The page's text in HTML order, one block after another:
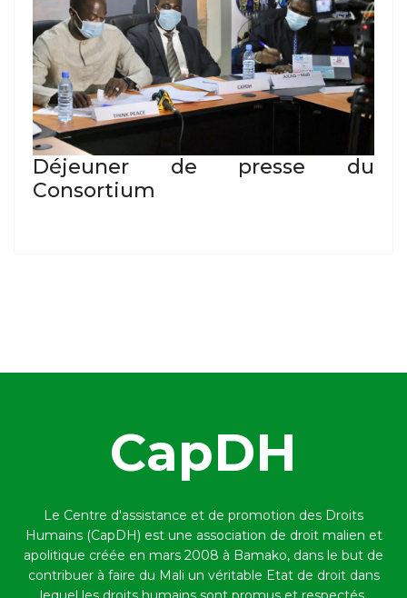
Déjeuner de presse du
Consortium
CapDH
Le Centre d'assistance et de promotion des Droits
Humains (CapDH) est une association de droit malien et
apolitique créée en mars 2008 à Bamako, dans le but de
contribuer à faire du Mali un véritable Etat de droit dans